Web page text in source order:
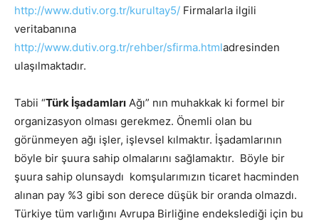
http://www.dutiv.org.tr/kurultay5/ Firmalarla ilgili
veritabanına
http://www.dutiv.org.tr/rehber/sfirma.htmladresinden
ulaşılmaktadır.
Tabii “Türk İşadamları Ağı” nın muhakkak ki formel bir
organizasyon olması gerekmez. Önemli olan bu
görünmeyen ağı işler, işlevsel kılmaktır. İşadamlarının
böyle bir şuura sahip olmalarını sağlamaktır. Böyle bir
şuura sahip olunsaydı komşularımızın ticaret hacminden
alınan pay %3 gibi son derece düşük bir oranda olmazdı.
Türkiye tüm varlığını Avrupa Birliğine endekslediği için bu